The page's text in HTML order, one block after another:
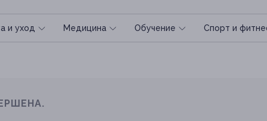
и уход Медицина Обучение Спoрт и